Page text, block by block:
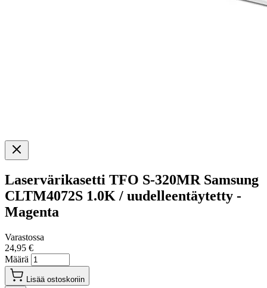
Laservärikasetti TFO S-320MR Samsung
CLTM4072S 1.0K / uudelleentäytetty -
Magenta
Varastossa
24,95 €
Määrä
Lisää ostoskoriin